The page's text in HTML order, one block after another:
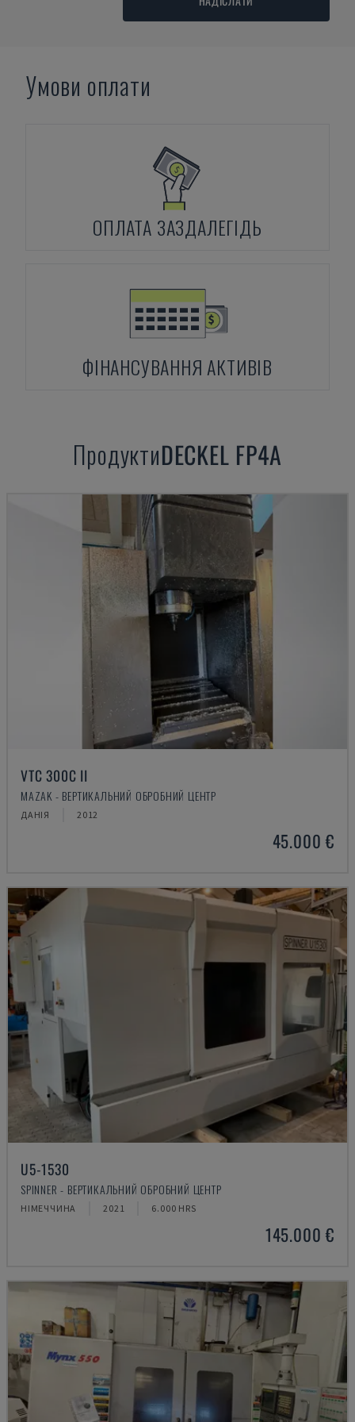
Умови оплати
ОПЛАТА ЗАЗДАЛЕГІДЬ
ФІНАНСУВАННЯ АКТИВІВ
ПродуктиDECKEL FP4A
VTC 300C II
MAZAK - ВЕРТИКАЛЬНИЙ ОБРОБНИЙ ЦЕНТР
ДАНІЯ 2012
45.000 €
U5-1530
SPINNER - ВЕРТИКАЛЬНИЙ ОБРОБНИЙ ЦЕНТР
НІМЕЧЧИНА 2021 6.000 HRS
145.000 €